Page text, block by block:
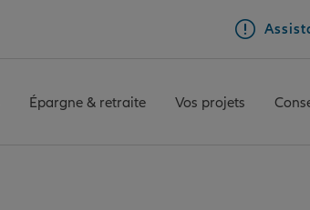
Épargne & retraite Vos projets